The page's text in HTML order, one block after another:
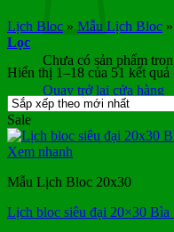
Chưa có sản phẩm
Quay trở lại cửa hàng
Lịch Bloc » Mẫu Lịch Bloc »
Lọc
Hiển thị 1–18 của 51 kết quả
Sale
Xem nhanh
Mẫu Lịch Bloc 20x30
Lịch bloc siêu đại 20×30 Bìa